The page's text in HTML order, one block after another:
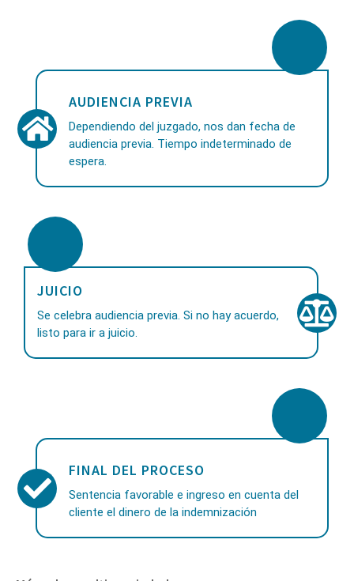
AUDIENCIA PREVIA
Dependiendo del juzgado, nos dan fecha de
audiencia previa. Tiempo indeterminado de
espera.
JUICIO
Se celebra audiencia previa. Si no hay acuerdo,
listo para ir a juicio.
FINAL DEL PROCESO
Sentencia favorable e ingreso en cuenta del
cliente el dinero de la indemnización